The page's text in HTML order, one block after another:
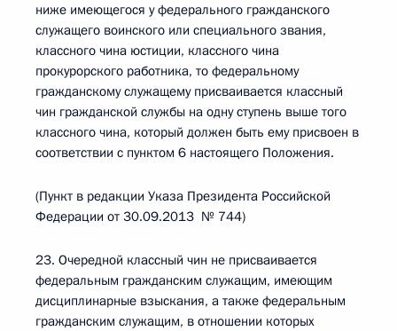
ниже имеющегося у федерального гражданского
служащего воинского или специального звания,
классного чина юстиции, классного чина
прокурорского работника, то федеральному
гражданскому служащему присваивается классный
чин гражданской службы на одну ступень выше того
классного чина, который должен быть ему присвоен в
соответствии с пунктом 6 настоящего Положения.
(Пункт в редакции Указа Президента Российской
Федерации от 30.09.2013 № 744)
23. Очередной классный чин не присваивается
федеральным гражданским служащим, имеющим
дисциплинарные взыскания, а также федеральным
гражданским служащим, в отношении которых